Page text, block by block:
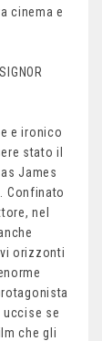
cinema e
e ironico
stato il
James
Confinato
nel
orizzonti
uccise se
che gli